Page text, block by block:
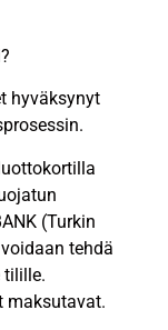
hyväksynyt
(Turkin
tehdä
tilille.
maksutavat.